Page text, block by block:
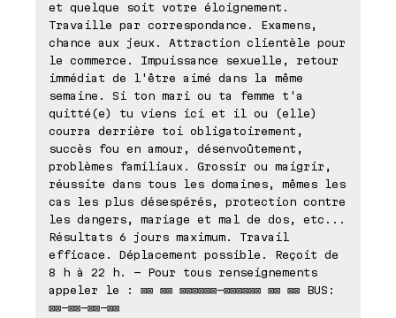
et quelque soit votre éloignement.
Travaille par correspondance. Examens,
chance aux jeux. Attraction clientèle pour
le commerce. Impuissance sexuelle, retour
immédiat de l'être aimé dans la même
semaine. Si ton mari ou ta femme t'a
quitté(e) tu viens ici et il ou (elle)
courra derrière toi obligatoirement,
succès fou en amour, désenvoûtement,
problèmes familiaux. Grossir ou maigrir,
réussite dans tous les domaines, mêmes les
cas les plus désespérés, protection contre
les dangers, mariage et mal de dos, etc...
Résultats 6 jours maximum. Travail
efficace. Déplacement possible. Reçoit de
8 h à 22 h. - Pour tous renseignements
appeler le : ⊠⊠ ⊠⊠ ⊠⊠⊠⊠⊠⊠-⊠⊠⊠⊠⊠⊠ ⊠⊠ ⊠⊠ BUS:
⊠⊠-⊠⊠-⊠⊠-⊠⊠